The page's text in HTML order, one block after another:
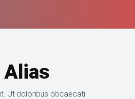
Alia
Ut doloribus obcaecati